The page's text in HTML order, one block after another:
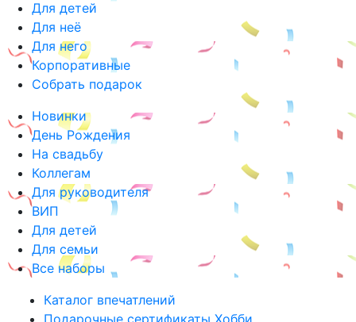
Для детей
Для неё
Для него
Корпоративные
Собрать подарок
Новинки
День Рождения
На свадьбу
Коллегам
Для руководителя
ВИП
Для детей
Для семьи
Все наборы
Каталог впечатлений
Подарочные сертификаты Хобби